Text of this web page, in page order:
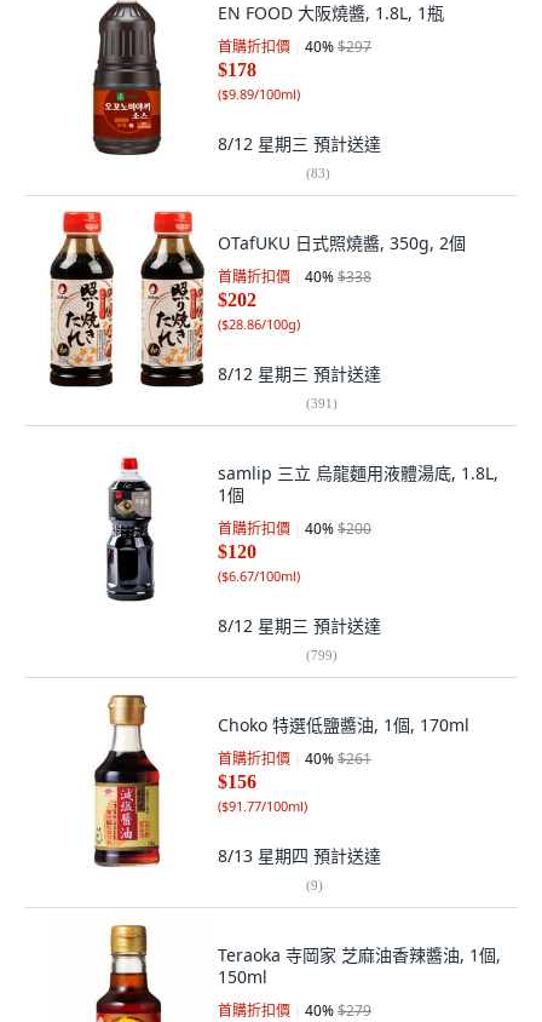
EN FOOD 大阪燒醬, 1.8L, 1瓶
首購折扣價 40%$297
$178
($9.89/100ml)
8/12 星期三 預計送達
(83)
OTafUKU 日式照燒醬, 350g, 2個
首購折扣價 40%$338
$202
($28.86/100g)
8/12 星期三 預計送達
(391)
samlip 三立 烏龍麵用液體湯底, 1.8L,
1個
首購折扣價 40%$200
$120
($6.67/100ml)
8/12 星期三 預計送達
(799)
Choko 特選低鹽醬油, 1個, 170ml
首購折扣價 40%$261
$156
($91.77/100ml)
8/13 星期四 預計送達
(9)
Teraoka 寺岡家 芝麻油香辣醬油, 1個,
150ml
首購折扣價 40%$279